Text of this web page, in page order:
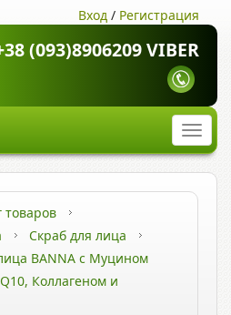
Вход / Регистрация
(093)8906209 VIBER
товаров
Скраб для лица
BANNA с Муцином
Коллагеном и